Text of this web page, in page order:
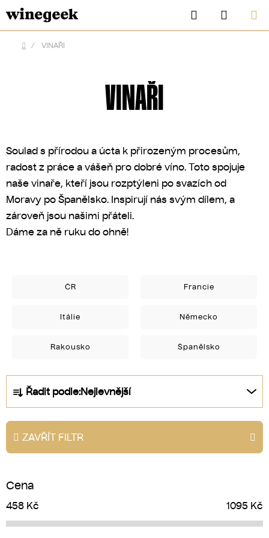
Přejít
na
obsah
Hledat
KOŠÍK
Domů
/ VINAŘI
VINAŘI
Soulad s přírodou a úcta k přirozeným procesům,
radost z práce a vášeň pro dobré víno. Toto spojuje
naše vinaře, kteří jsou rozptýleni po svazích od
Moravy po Španělsko. Inspirují nás svým dílem, a
zároveň jsou našimi přáteli.
Dáme za ně ruku do ohně!
ČR Francie
Itálie Německo
Rakousko Španělsko
a
z
e
n
r
o
d
Řadit podle:Nejlevnější
ZAVŘÍT FILTR
Cena
458 Kč 1095 Kč